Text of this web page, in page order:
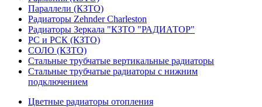
Параллели (КЗТО)
Радиаторы Zehnder Charleston
Радиаторы Зеркала "КЗТО "РАДИАТОР"
РС и РСК (КЗТО)
СОЛО (КЗТО)
Стальные трубчатые вертикальные радиаторы
Стальные трубчатые радиаторы с нижним
подключением
Цветные радиаторы отопления